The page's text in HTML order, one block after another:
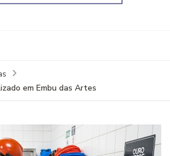
em Embu das Artes